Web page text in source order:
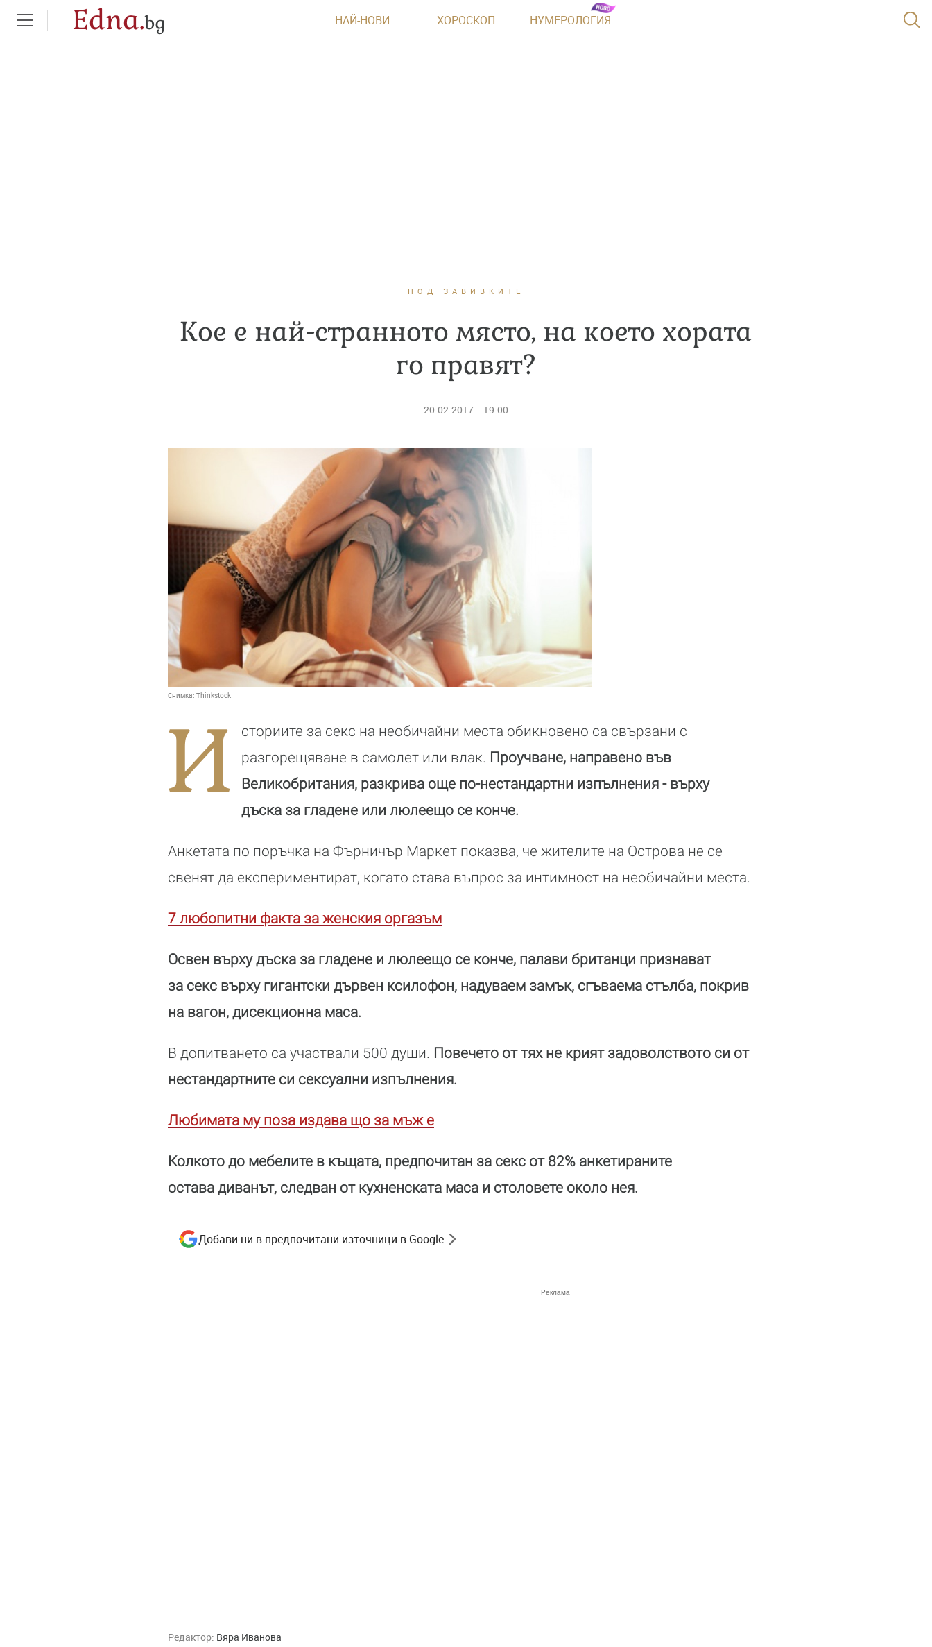
Edna.bg НАЙ-НОВИ ХОРОСКОП НУМЕРОЛОГИЯ
ПОД ЗАВИВКИТЕ
Кое е най-странното място, на което хората
го правят?
20.02.2017 19:00
Снимка: Thinkstock
И
сториите за секс на необичайни места обикновено са свързани с
разгорещяване в самолет или влак. Проучване, направено във
Великобритания, разкрива още по-нестандартни изпълнения - върху
дъска за гладене или люлеещо се конче.
Анкетата по поръчка на Фърничър Маркет показва, че жителите на Острова не се
свенят да експериментират, когато става въпрос за интимност на необичайни места.
7 любопитни факта за женския оргазъм
Освен върху дъска за гладене и люлеещо се конче, палави британци признават
за секс върху гигантски дървен ксилофон, надуваем замък, сгъваема стълба, покрив
на вагон, дисекционна маса.
В допитването са участвали 500 души. Повечето от тях не крият задоволството си от
нестандартните си сексуални изпълнения.
Любимата му поза издава що за мъж е
Колкото до мебелите в къщата, предпочитан за секс от 82% анкетираните
остава диванът, следван от кухненската маса и столовете около нея.
Добави ни в предпочитани източници в Google
Редактор: Вяра Иванова